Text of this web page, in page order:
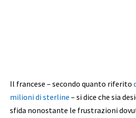
Il francese – secondo quanto riferito
milioni di sterline – si dice che sia
sfida nonostante le frustrazioni